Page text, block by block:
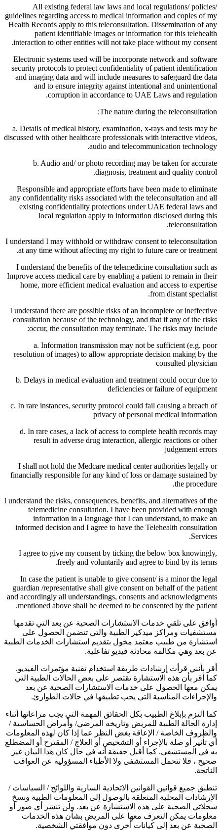
All existing federal law laws and local regulations/ policies/
guidelines regarding access to medical information and copies of my
Health Records apply to this teleconsultation. Dissemination of any
patient identifiable images or information for this telehealth
interaction to other entities will not take place without my consent.
Electronic systems used will be incorporate network and software
security protocols to protect confidentiality of patient identification
and imaging data and will include measures to safeguard the data
and to ensure integrity against intentional and unintentional
corruption in accordance to UAE Laws and regulation.
The nature during the teleconsultation:
a. Details of medical history, examination, x-rays and tests may be
discussed with other healthcare professionals with interactive videos,
audio and telecommunication technology.
b. Audio and/ or photo recording may be taken for accurate
diagnosis, treatment and quality control.
Responsible and appropriate efforts have been made to eliminate
any confidentiality risks associated with the teleconsultation and all
existing confidentiality protections under UAE federal laws and
local regulation apply to information disclosed during this
teleconsultation.
I understand I may withhold or withdraw consent to teleconsultation
at any time without affecting my right to future care or treatment.
I understand the benefits of the telemedicine consultation such as
Improve access medical care by enabling a patient to remain in their
home, more efficient medical evaluation and access to expertise
from distant specialist.
I understand there are possible risks of an incomplete or ineffective
consultation because of the technology, and that if any of the risks
occur, the consultation may terminate. The risks may include:
a. Information transmission may not be sufficient (e.g. poor
resolution of images) to allow appropriate decision making by the
consulted physician
b. Delays in medical evaluation and treatment could occur due to
deficiencies or failure of equipment
c. In rare instances, security protocol could fail causing a breach of
privacy of personal medical information
d. In rare cases, a lack of access to complete health records may
result in adverse drug interaction, allergic reactions or other
judgement errors
I shall not hold the Medcare medical center authorities legally or
financially responsible for any kind of loss or damage sustained by
the procedure.
I understand the risks, consequences, benefits, and alternatives of the
telemedicine consultation. I have been provided with enough
information in a language that I can understand, to make an
informed decision and I agree to have the Telehealth consultation
Services.
I agree to give my consent by ticking the below box knowingly,
freely and voluntarily and agree to bind by its terms.
In case the patient is unable to give consent/ is a minor the legal
guardian /representative shall give consent on behalf of the patient
and accordingly all understandings, consents and acknowledgments
mentioned above shall be deemed to be consented by the patient.
أوافق على تلقي خدمات الاستشارات الصحية عن بعد التي تقدمها
مستشفيات ومراكز ميدكير الطبية والتي تتضمن الحصول على
استشارة من طبيب معتمد مخول بتقديم استشارات الخدمات الطبية
عن بعد وهي مكالمة محادثة فيديو تفاعلية.
أقر بأنني قرأت إرشادات طريقة استخدام تقنية مؤتمرات الفيديو.
كما أقر بأن هذه الاستشارة تقتصر على بعض الحالات الطبية التي
يمكن معها الحصول على خدمات الاستشارات الصحية عن بعد
والإجراءات المناسبة التي يجب تطبيقها في حالات الطوارئ.
كما ألتزم بإبلاغ الطبيب بكل الحقائق المهمة التي يجب مراعاتها أثناء
إدارة الحالة الطبية للمريض وتاريخه المرضي/ وأمراض الحساسية /
والظروف الخاصة / الإعاقة بغض النظر عما إذا كان لهذه المعلومات
أي تأثير أو صلة بالإجراء أو التشخيص أو العلاج / المقترح أو المضطلع
به في المستشفى. كما أقبل حقيقة أنه في حال كان هذا البيان غير
صحيح ، فلا تتحمل المستشفى ولا الأطباء المسؤولية عن العواقب
الناتجة.
تنطبق جميع قوانين القوانين الاتحادية السارية واللوائح / السياسات /
الإرشادات المحلية المتعلقة بالوصول إلى المعلومات الطبية ونسخ
سجلاتي الصحية على هذه الاستشارة عن بعد. ولن تنشر أي صور أو
معلومات يمكن التعرف معها على المريض بشأن هذه الخدمات
الصحية عن بعد إلى كيانات أخرى دون موافقتي الشخصية.